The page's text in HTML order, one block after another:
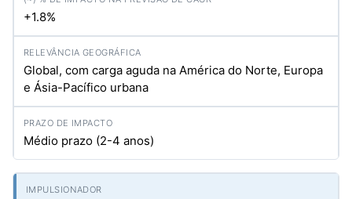
+1.8%
Global, com carga aguda na América do Norte, Europa
e Ásia-Pacífico urbana
Médio prazo (2-4 anos)